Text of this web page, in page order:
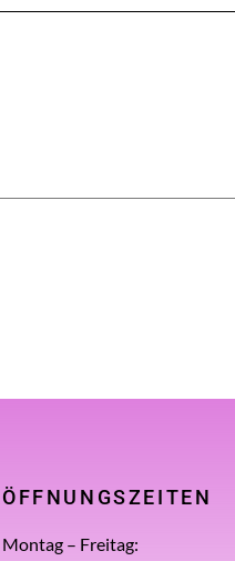
ÖFFNUNGSZEITEN
Montag – Freitag: